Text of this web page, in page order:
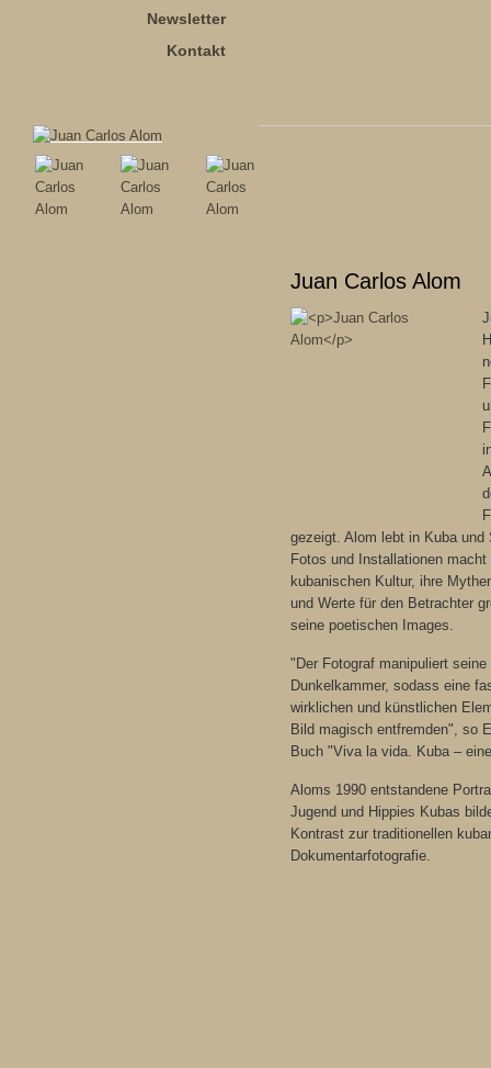
Newsletter
Kontakt
Juan Carlos Alom
gezeigt. Alom lebt in Kuba und
Fotos und Installationen
kubanischen Kultur, ihre
und Werte für den Betrachter
seine poetischen Images.
"Der Fotograf manipuliert
Dunkelkammer, sodass eine
wirklichen und künstlichen
Bild magisch entfremden", so
Buch "Viva la vida. Kuba –
Aloms 1990 entstandene
Jugend und Hippies Kubas
Kontrast zur traditionellen
Dokumentarfotografie.